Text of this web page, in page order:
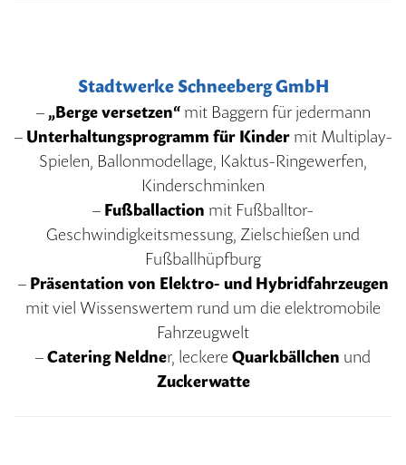
Stadtwerke Schneeberg GmbH
– „Berge versetzen“mit Baggern für jedermann
– Unterhaltungsprogramm für Kindermit Multiplay-
Spielen, Ballonmodellage, Kaktus-Ringewerfen,
Kinderschminken
– Fußballaction mit Fußballtor-
Geschwindigkeitsmessung, Zielschießen und
Fußballhüpfburg
– Präsentation von Elektro- und Hybridfahrzeugen
mit viel Wissenswertem rund um die elektromobile
Fahrzeugwelt
–Catering Neldner, leckere Quarkbällchen und
Zuckerwatte